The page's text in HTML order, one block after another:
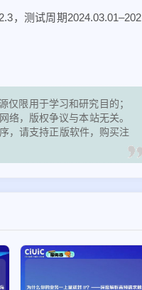
，测试周期2024.03.01–202
仅限用于学习和研究目的；
络，版权争议与本站无关。
，请支持正版软件，购买注